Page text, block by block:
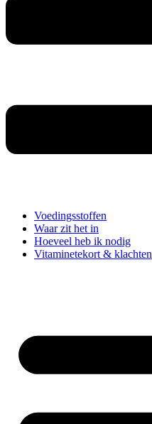
Voedingsstoffen
Waar zit het in
Hoeveel heb ik nodig
Vitaminetekort & klachten